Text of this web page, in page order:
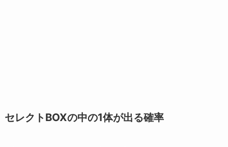
セレクトBOXの中の1体が出る確率